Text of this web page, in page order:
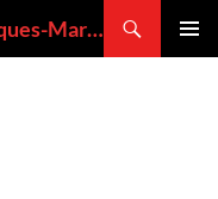
VOLCANMANIA : le blog de Jacques-Marie BARDINTZEFF, volcanologue